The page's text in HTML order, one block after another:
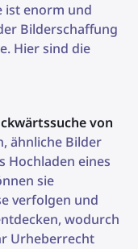
ist enorm und
Bilderschaffung
Hier sind die
von
ähnliche Bilder
Hochladen eines
sie
verfolgen und
wodurch
Urheberrecht